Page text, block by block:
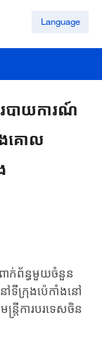
Language
របាយការណ៍
ងគោល
ាក់ព័ន្ធមួយចំនួន
ទីក្រុងប៉េកាំងនៅ
ត្រីការបរទេស​ចិន